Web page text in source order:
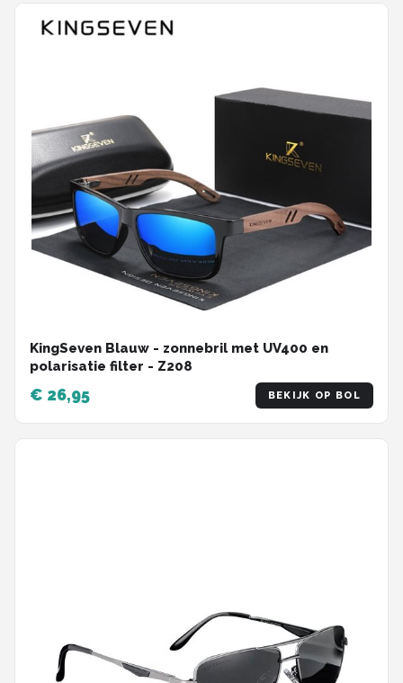
KingSeven Blauw - zonnebril met UV400 en
polarisatie filter - Z208
€ 26,95 BEKIJK OP BOL